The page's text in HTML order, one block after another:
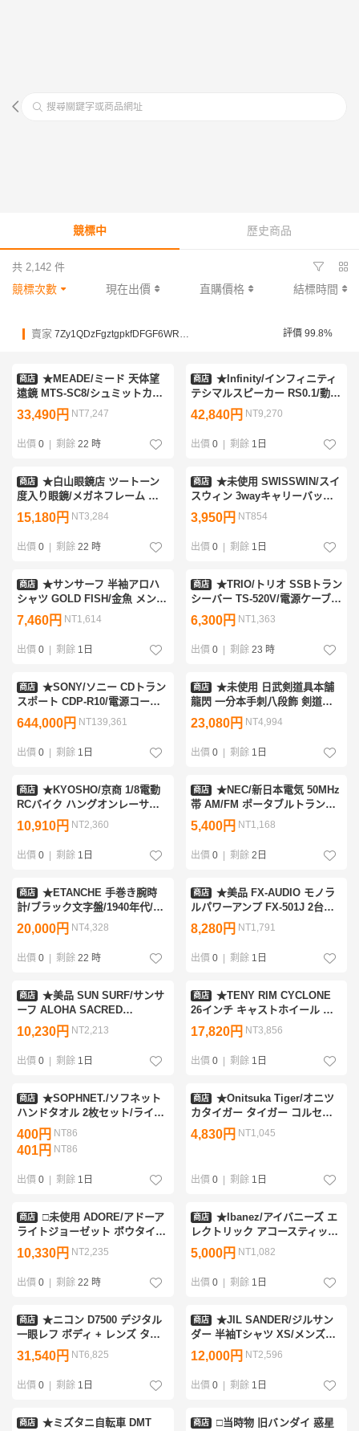
搜尋關鍵字或商品網址
競標中 歷史商品
共 2,142 件
競標次數 現在出價 直購價格 結標時間
賣家 7Zy1QDzFgztgpkfDFGF6WRNh3j8Qo 評價 99.8%
商店
★MEADE/ミード 天体望
遠鏡 MTS-SC8/シュミットカセ
グレン/203mm/8インチ/付属品
多数&1808901167
33,490円 NT7,247
出價 0 | 剩餘 22 時
商店
★Infinity/インフィニティ
テシマルスピーカー RS0.1/動作
品/音響/オーディオ機器
&2241000008
42,840円 NT9,270
出價 0 | 剩餘 1日
商店
★白山眼鏡店 ツートーン
度入り眼鏡/メガネフレーム ブ
ラウン×クリアイエロー/アセテ
ート製&1248702006
15,180円 NT3,284
出價 0 | 剩餘 22 時
商店
★未使用 SWISSWIN/スイ
スウィン 3wayキャリーバッグ
SW092806N/約48L/ブラック/2
輪/ファスナータイプ/リュック
サック&0039500049
3,950円 NT854
出價 0 | 剩餘 1日
商店
★サンサーフ 半袖アロハ
シャツ GOLD FISH/金魚 メンズ
L/ライトブルー系/東洋エンター
プライズ/ヴィンテージ
&2228000027
7,460円 NT1,614
出價 0 | 剩餘 1日
商店
★TRIO/トリオ SSBトラン
シーバー TS-520V/電源ケーブル
付き/アマチュア無線/ジャンク
扱い&2247000003
6,300円 NT1,363
出價 0 | 剩餘 23 時
商店
★SONY/ソニー CDトラン
スポート CDP-R10/電源コー
ド・接続コード付属/CDプレー
ヤー/オーディオ/ジャンク扱い
&2247700001
644,000円 NT139,361
出價 0 | 剩餘 1日
商店
★未使用 日武剣道具本舗
龍閃 一分本手刺八段飾 剣道防
具 垂単品/紺/武道具/剣術
&2239300003
23,080円 NT4,994
出價 0 | 剩餘 1日
商店
★KYOSHO/京商 1/8電動
RCバイク ハングオンレーサー
Honda/ホンダ
NSR500/Rothmans/ラジコン/ジ
ャンク扱い&2192500005
10,910円 NT2,360
出價 0 | 剩餘 1日
商店
★NEC/新日本電気 50MHz
帯 AM/FM ポータブルトランシ
ーバー CQ-P6300/スピーカーマ
イク・熱電センサー付き/ジャン
ク扱い&2247000015
5,400円 NT1,168
出價 0 | 剩餘 2日
商店
★ETANCHE 手巻き腕時
計/ブラック文字盤/1940年代/ヴ
ィンテージ/ジャンク扱い
&2165000158
20,000円 NT4,328
出價 0 | 剩餘 22 時
商店
★美品 FX-AUDIO モノラ
ルパワーアンプ FX-501J 2台セ
ット/TPA3118デジタルアンプIC
搭載/動作品/取説・外箱付き
&1583200017
8,280円 NT1,791
出價 0 | 剩餘 1日
商店
★美品 SUN SURF/サンサ
ーフ ALOHA SACRED
TREASURE SHIP 宝船 半袖ア
ロハシャツ メンズM/ブラック×
イエロー/レーヨ
ン/SS34175&2228000005
10,230円 NT2,213
出價 0 | 剩餘 1日
商店
★TENY RIM CYCLONE
26インチ キャストホイール 前
後セット/ホワイト/6スポーク/リ
ムブレーキ・ディスク兼用/おま
け付き&0886600066
17,820円 NT3,856
出價 0 | 剩餘 1日
商店
★SOPHNET./ソフネット
ハンドタオル 2枚セット/ライト
グレー/チャコールグレー/コッ
トン100%/今治タオル製/おまけ
カタログ付き&1248702063
400円 NT86
401円 NT86
出價 0 | 剩餘 1日
商店
★Onitsuka Tiger/オニツ
カタイガー タイガー コルセア
EX スニーカー 25.0cm相当/ホ
ワイト×クラシックレッ
4,830円 NT1,045
出價 0 | 剩餘 1日
商店
□未使用 ADORE/アドーア
ライトジョーゼット ボウタイブ
ラウス 38/レディースM～LL相
当/ブラック/ストレッチ
&1097700096
10,330円 NT2,235
出價 0 | 剩餘 22 時
商店
★Ibanez/アイバニーズ エ
レクトリック アコースティック
ギター AEL14E-BKF 1201/マッ
トブラック/2008年製/エレアコ
&1029006292
5,000円 NT1,082
出價 0 | 剩餘 1日
商店
★ニコン D7500 デジタル
一眼レフ ボディ + レンズ タム
ロン AF 28-300mm F3.5-6.3 XR
LD Aspherical IF MACRO/ジャ
ンク扱い&2145900906
31,540円 NT6,825
出價 0 | 剩餘 1日
商店
★JIL SANDER/ジルサン
ダー 半袖Tシャツ XS/メンズM
～L相当/カーキ/コットン100%/
クルーネック&2247300001
12,000円 NT2,596
出價 0 | 剩餘 1日
商店
★ミズタニ自転車 DMT
商店
□当時物 旧バンダイ 惑星